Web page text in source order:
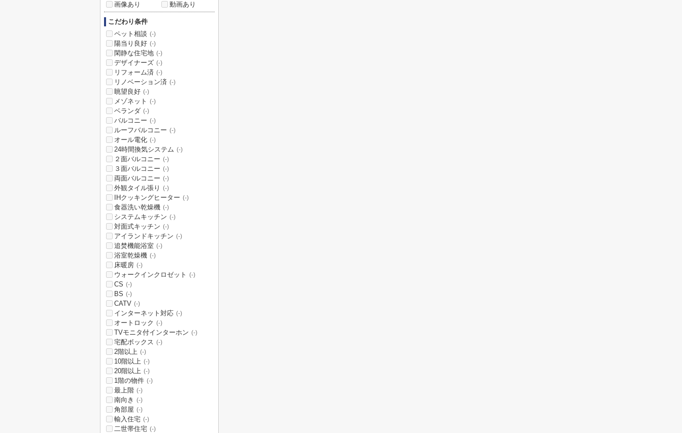
画像あり
動画あり
こだわり条件
ペット相談 (-)
陽当り良好 (-)
閑静な住宅地 (-)
デザイナーズ (-)
リフォーム済 (-)
リノベーション済 (-)
眺望良好 (-)
メゾネット (-)
ベランダ (-)
バルコニー (-)
ルーフバルコニー (-)
オール電化 (-)
24時間換気システム (-)
２面バルコニー (-)
３面バルコニー (-)
両面バルコニー (-)
外観タイル張り (-)
IHクッキングヒーター (-)
食器洗い乾燥機 (-)
システムキッチン (-)
対面式キッチン (-)
アイランドキッチン (-)
追焚機能浴室 (-)
浴室乾燥機 (-)
床暖房 (-)
ウォークインクロゼット (-)
CS (-)
BS (-)
CATV (-)
インターネット対応 (-)
オートロック (-)
TVモニタ付インターホン (-)
宅配ボックス (-)
2階以上 (-)
10階以上 (-)
20階以上 (-)
1階の物件 (-)
最上階 (-)
南向き (-)
角部屋 (-)
輸入住宅 (-)
二世帯住宅 (-)